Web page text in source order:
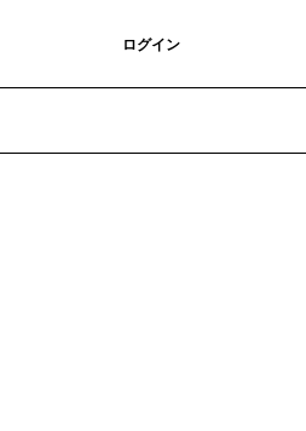
ログイン